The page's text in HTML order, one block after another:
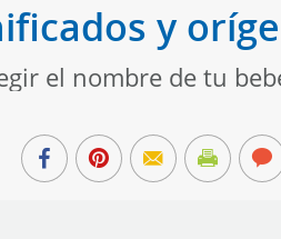
y
el nombre de tu